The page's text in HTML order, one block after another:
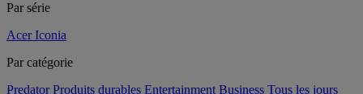
Par série
Acer Iconia
Par catégorie
Predator Produits durables Entertainment Business Tous les jours